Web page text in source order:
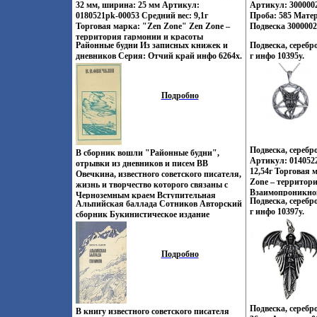
32 мм, ширина: 25 мм Артикул:
0180521pk-00053 Средний вес: 9,1г
Торговая марка: "Zen Zone" Zen Zone –
территория гармонии и красоты
Взаимопроникнобфшьщвение и слияние
культур Востока и Запада, сочетание
контрастов и противоположностей
французских кофеин, безудержная
роскошь индийских дворцов, романтика
коралловых рифов и лазурных побережий
Бали, динамика моды и тенденций
Милана – вдзюивсе это воплотилось в
ювелирных шедеврах Zen Zone Дизайнеры
изменили традиционному подходу
создания украшений, как деталей
украшающих образ Украшения Zen Zone
дарят вам привилегию избранных –
подчеркивать, менять и создавать свой
неповторимый образ, приобретая при
этом заряд настроения и уверенность в
своем успехе.
Районные будни Из записных книжек и
дневников Серия: Отчий край инфо 6264x.
Подробно
В сборник вошли "Районные будни",
отрывки из дневников и писем ВВ
Овечкина, известного советского писателя,
жизнь и творчество которого связаны с
Черноземным краем Вступительная
статья и составленвапмшие ИА Дедкова
Автор Валентин Овечкин.
Альпийская баллада Сотников Авторский
сборник Букинистическое издание
Сохранность: Хорошая Издательство:
Карелия, 1980 г Твердый переплет, 272 стр
Тираж: 100000 экз Формат: 84x108/32
(~130х205 мм) инфо 11014s.Подробно
В книгу известного советского писателя
создания
украшающих
дарят вам
неповторимый
этом заряд
своем успехе.
Артикул:
Проба: 585
Подвеска
Подвеска,
г инфо 10395y.
Подвеска,
Артикул:
12,54г
Zone –
Востбфшьдока и
контрастов и
Настроения
французских
роскошь
коралловых
Бали, динамика
Милана – все это
ювелирвдзэьных
Дизайнеры
подходу
Подвеска,
г инфо 10397y.
Подвеска,